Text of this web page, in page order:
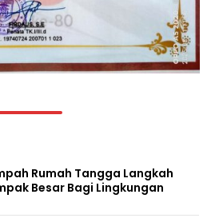
Rumah Tangga Langkah
Besar Bagi Lingkungan